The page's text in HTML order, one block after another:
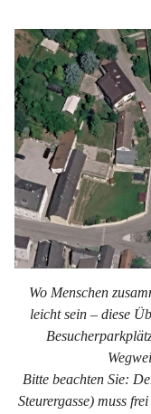
Wo Menschen
leicht sein – diese
Bitte beachten Sie:
Steurergasse) muss